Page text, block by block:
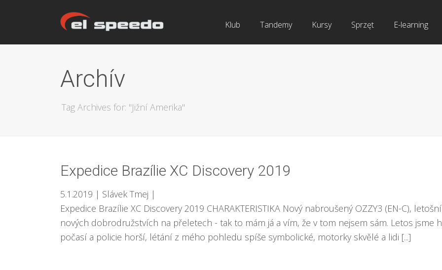
Klub Tandemy Kursy Sprzęt E-learning
Archív
Tag Archives for: "Jižní Amerika"
Expedice Brazílie XC Discovery 2019
5.1.2019 | Slávek Tmej |
Expedice Brazílie XC Discovery 2019 CHARAKTERISTIKA Nový nabroušený OZZY3 (EN-C),
nových dobrodružstvích na přeletech - tak to mám já a vím, že v tom nejsem sám. Letos jsme
počasí a policie horší, létání z mého pohledu spíše symbolické, motorky skvělé a lidi [...]